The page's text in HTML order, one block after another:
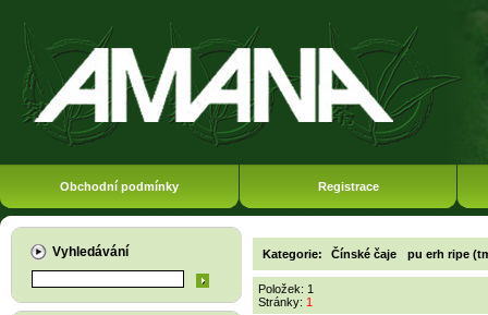
Obchodní podmínky Registrace
Vyhledávání Kategorie: Čínské čaje pu erh ripe
Položek: 1
Stránky: 1